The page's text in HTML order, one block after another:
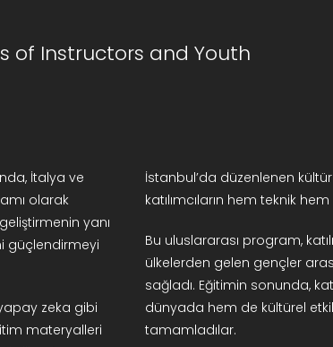
of Instructors and Youth
İtalya ve
olarak
yanı
güçlendirmeyi
zeka gibi
materyalleri
İstanbul’da düzenlenen
katılımcıların hem teknik
Bu uluslararası program,
ülkelerden gelen gençler
sağladı. Eğitimin sonunda,
dünyada hem de kültürel
tamamladılar.